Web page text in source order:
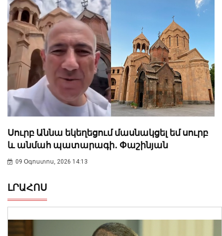
Սուրբ Աննա եկեղեցում մասնակցել եմ սուրբ
և անմահ պատարագի․ Փաշինյան
09 Օգոստոս, 2026 14:13
ԼՐԱՀՈՍ